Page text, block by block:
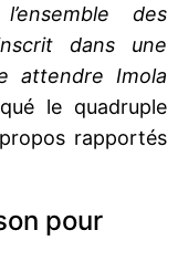
des
dans une
attendre Imola
le quadruple
rapportés
pour